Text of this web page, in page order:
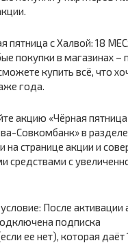
пятница с Халвой: 18
покупки в магазинах –
купить всё, что
года.
акцию «Чёрная
Совкомбанк» в
на странице акции и
средствами с
После активации
подписка
ее нет), которая даёт